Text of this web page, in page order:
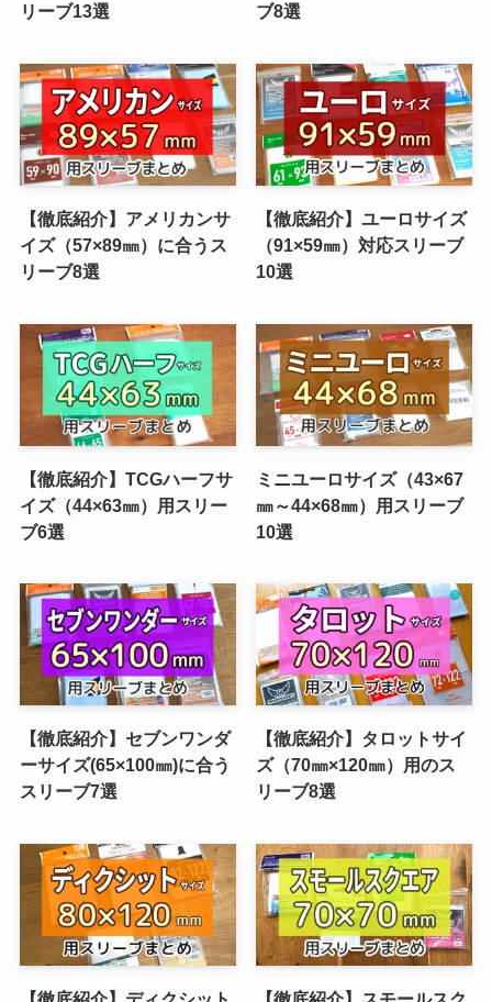
リーブ13選
ブ8選
【徹底紹介】アメリカンサ
イズ（57×89㎜）に合うス
リーブ8選
【徹底紹介】ユーロサイズ
（91×59㎜）対応スリーブ
10選
【徹底紹介】TCGハーフサ
イズ（44×63㎜）用スリー
ブ6選
ミニユーロサイズ（43×67
㎜～44×68㎜）用スリーブ
10選
【徹底紹介】セブンワンダ
ーサイズ(65×100㎜)に合う
スリーブ7選
【徹底紹介】タロットサイ
ズ（70㎜×120㎜）用のス
リーブ8選